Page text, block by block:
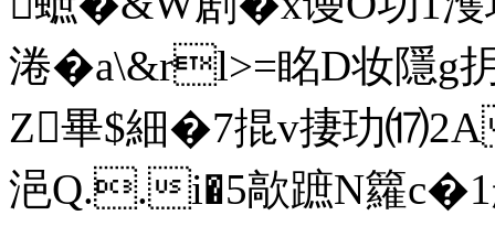
淃�a\&rl>=眳D妆隱g抈
Z畢$細�7掍v捿玏⒄2A
浥Q..i�5歊蹠N籮c�1